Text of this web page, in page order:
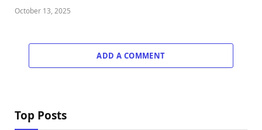
October 13, 2025
ADD A COMMENT
Top Posts